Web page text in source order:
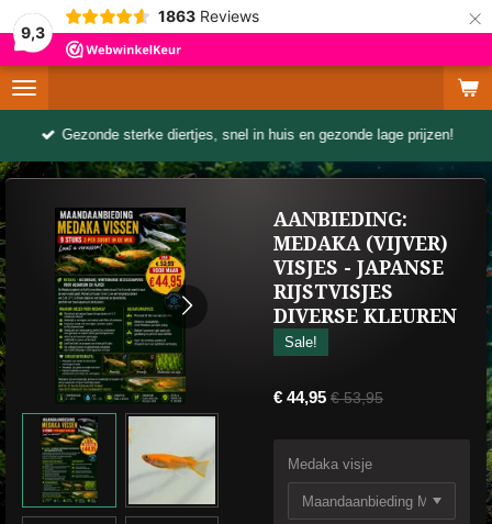
9,3
1863 Reviews ×
Gezonde sterke diertjes, snel in huis en gezonde lage prijzen!
AANBIEDING:
MEDAKA (VIJVER)
VISJES - JAPANSE
RIJSTVISJES
DIVERSE KLEUREN
Sale!
€ 44,95 € 53,95
Medaka visje